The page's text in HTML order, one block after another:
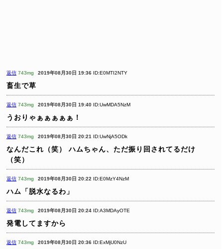
返信 743mg 2019年08月30日 19:36 ID:E0MTI2NTY
畜生で草
返信 743mg 2019年08月30日 19:40 ID:UwMDA5NzM
うおりゃぁぁぁぁぁ！
返信 743mg 2019年08月30日 20:21 ID:UwNjA5ODk
なんだこれ（笑）
ハムちゃん、ただ振り回されてるだけ
（笑）
返信 743mg 2019年08月30日 20:22 ID:E0MzY4NzM
ハム「脱水なるわ」
返信 743mg 2019年08月30日 20:24 ID:A3MDAyOTE
発電してますから
返信 743mg 2019年08月30日 20:36 ID:ExMjU0NzU